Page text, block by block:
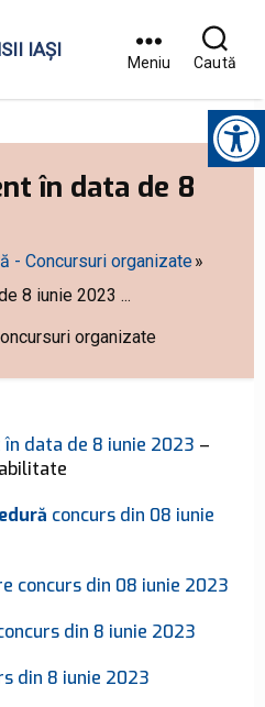
IAȘI
Meniu Caută
Instrumente pentru accesibilitate
în data de 8
- Concursuri organizate
8 iunie 2023 ...
organizate
data de 8 iunie 2023 –
concurs din 08 iunie
concurs din 08 iunie 2023
din 8 iunie 2023
din 8 iunie 2023